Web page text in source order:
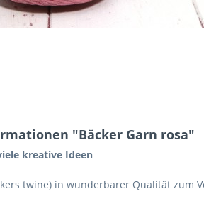
"Bäcker Garn rosa"
kreative Ideen
twine) in wunderbarer Qualität zum